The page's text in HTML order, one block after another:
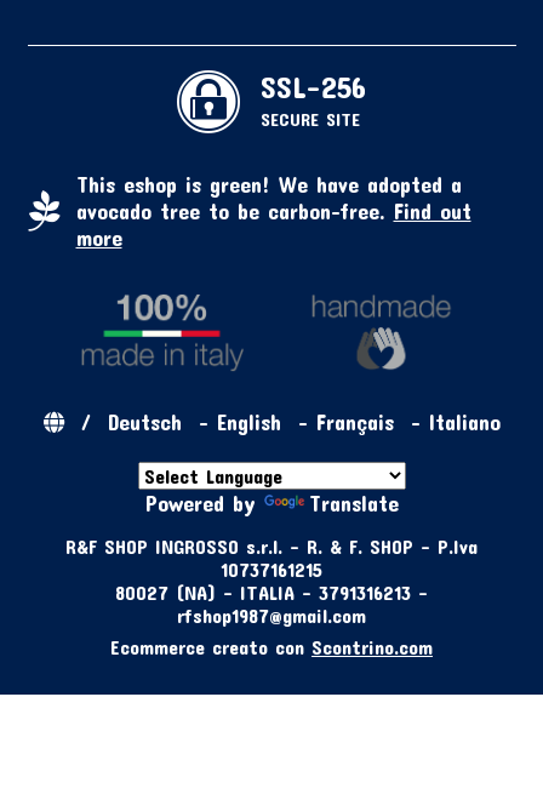
SSL-256
SECURE SITE
This eshop is green! We have adopted a
avocado tree to be carbon-free. Find out
more
/ Deutsch - English - Français- Italiano
Powered by Translate
R&F SHOP INGROSSO s.r.l. - R. & F. SHOP - P.Iva
10737161215
80027 (NA) - ITALIA - 3791316213 -
rfshop1987@gmail.com
Ecommerce creato con Scontrino.com